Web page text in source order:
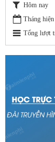
Hôm nay
Tháng
Tổng lượt